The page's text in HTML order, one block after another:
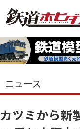
ニュース
カツミから新